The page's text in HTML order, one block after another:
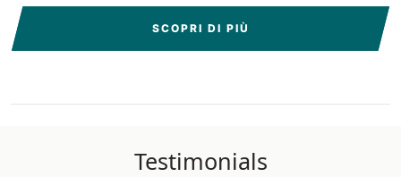
SCOPRI DI PIÙ
Testimonials